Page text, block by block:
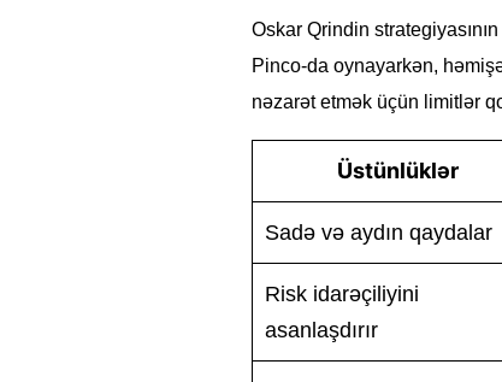
Oskar Qrindin
Pinco-da oynayarkən,
nəzarət etmək üçün limitlər
Üstünlüklər
Sadə və aydın qaydalar
Risk idarəçiliyini
asanlaşdırır